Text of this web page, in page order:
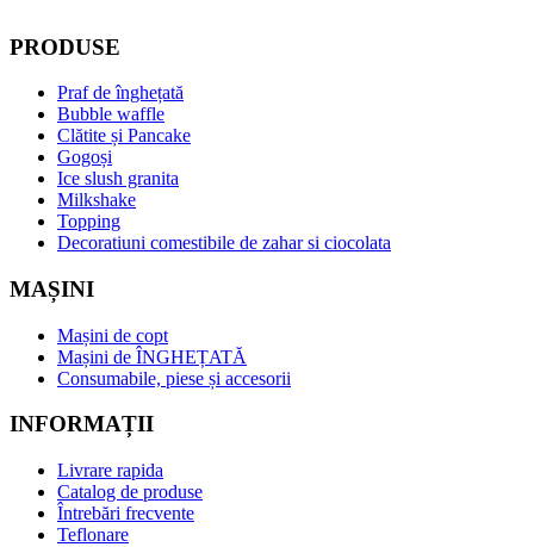
PRODUSE
Praf de înghețată
Bubble waffle
Clătite și Pancake
Gogoși
Ice slush granita
Milkshake
Topping
Decoratiuni comestibile de zahar si ciocolata
MAȘINI
Mașini de copt
Mașini de ÎNGHEȚATĂ
Consumabile, piese și accesorii
INFORMAȚII
Livrare rapida
Catalog de produse
Întrebări frecvente
Teflonare